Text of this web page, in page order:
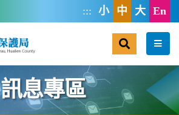
::: 小 中 大 En
選單
訊息專區